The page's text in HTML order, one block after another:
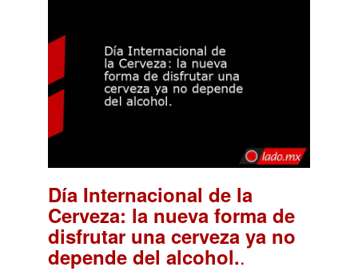
Día Internacional de la
Cerveza: la nueva forma de
disfrutar una cerveza ya no
depende del alcohol..